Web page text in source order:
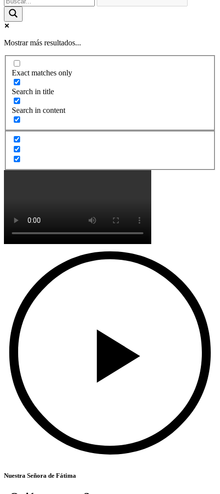
Mostrar más resultados...
Exact matches only
Search in title
Search in content
Nuestra Señora de Fátima